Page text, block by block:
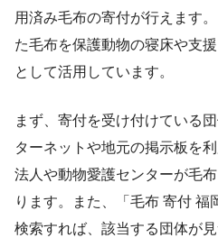
用済み毛布の寄付が行えます
た毛布を保護動物の寝床や支
として活用しています。
まず、寄付を受け付けている
ターネットや地元の掲示板を
法人や動物愛護センターが毛
ります。また、「毛布 寄付 福
検索すれば、該当する団体が見